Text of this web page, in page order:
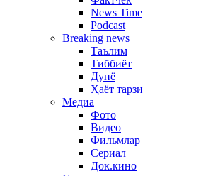
News Time
Podcast
Breaking news
Таълим
Тиббиёт
Дунё
Ҳаёт тарзи
Медиа
Фото
Видео
Фильмлар
Сериал
Док.кино